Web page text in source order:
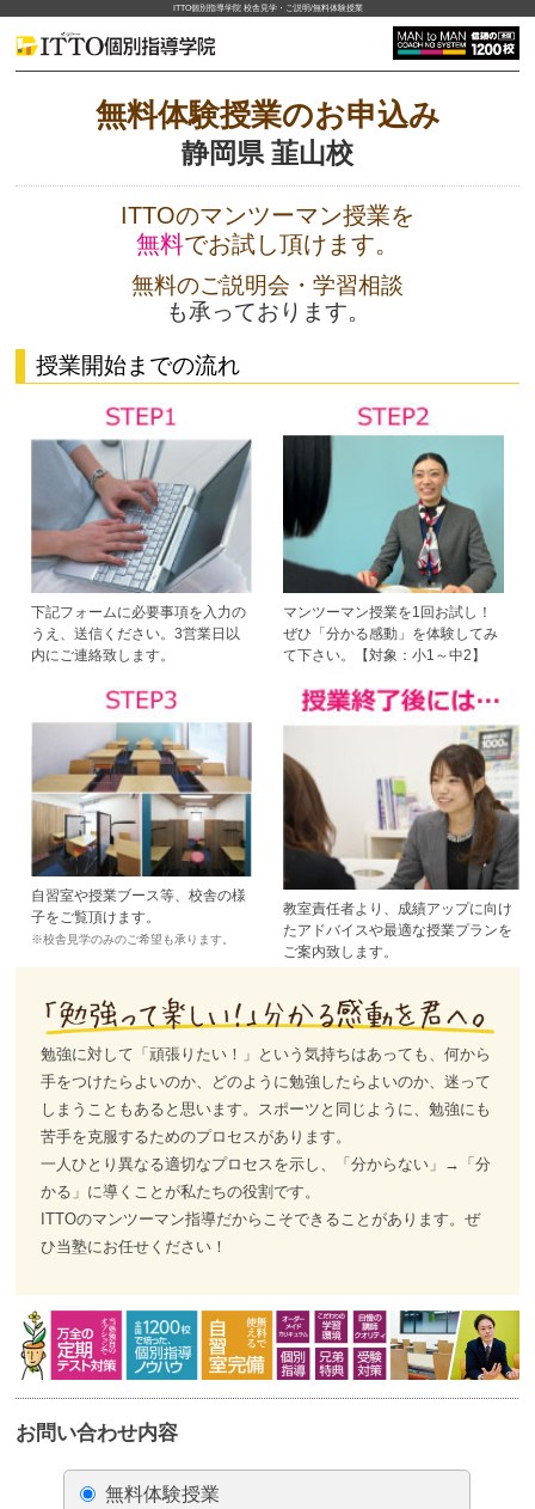
ITTO個別指導学院 校舎見学・ご説明/無料体験授業
無料体験授業のお申込み
静岡県 韮山校
ITTOのマンツーマン授業を
無料でお試し頂けます。
無料のご説明会・学習相談
も承っております。
授業開始までの流れ
下記フォームに必要事項を入力の
うえ、送信ください。3営業日以
内にご連絡致します。
マンツーマン授業を1回お試し！
ぜひ「分かる感動」を体験してみ
て下さい。【対象：小1～中2】
自習室や授業ブース等、校舎の様
子をご覧頂けます。
※校舎見学のみのご希望も承ります。
教室責任者より、成績アップに向け
たアドバイスや最適な授業プランを
ご案内致します。
勉強に対して「頑張りたい！」という気持ちはあっても、何から
手をつけたらよいのか、どのように勉強したらよいのか、迷って
しまうこともあると思います。スポーツと同じように、勉強にも
苦手を克服するためのプロセスがあります。
一人ひとり異なる適切なプロセスを示し、「分からない」→「分
かる」に導くことが私たちの役割です。
ITTOのマンツーマン指導だからこそできることがあります。ぜ
ひ当塾にお任せください！
お問い合わせ内容
無料体験授業